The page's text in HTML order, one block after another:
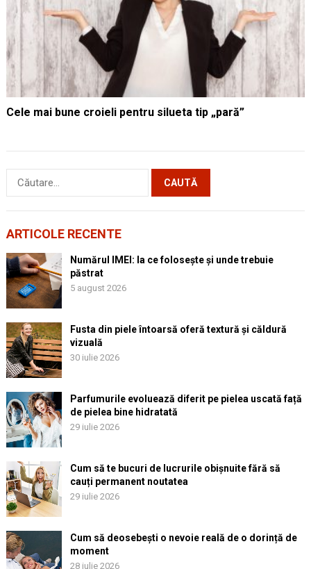
Cele mai bune croieli pentru silueta tip „pară”
Caută
ARTICOLE RECENTE
Numărul IMEI: la ce folosește și unde trebuie
păstrat
5 august 2026
Fusta din piele întoarsă oferă textură și căldură
vizuală
30 iulie 2026
Parfumurile evoluează diferit pe pielea uscată față
de pielea bine hidratată
29 iulie 2026
Cum să te bucuri de lucrurile obișnuite fără să
cauți permanent noutatea
29 iulie 2026
Cum să deosebești o nevoie reală de o dorință de
moment
28 iulie 2026